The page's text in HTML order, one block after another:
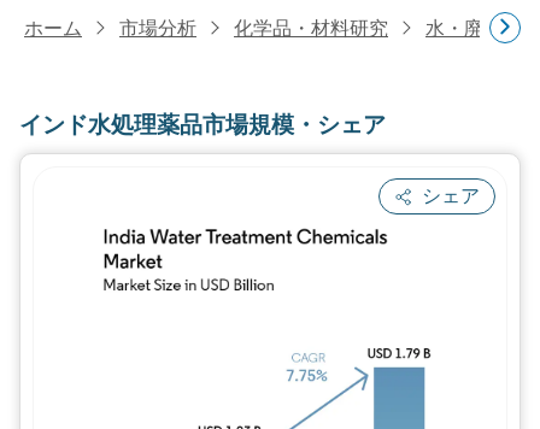
ホーム 市場分析 化学品・材料研究 水・廃水処
インド水処理薬品市場規模・シェア
シェア